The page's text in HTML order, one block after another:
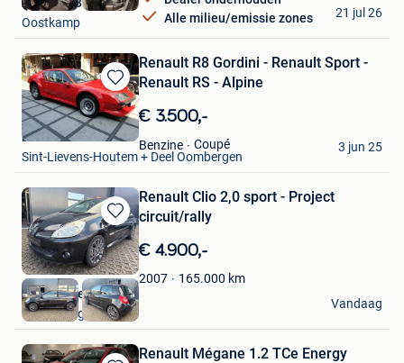
Alle milieu/emissie zones
Autofest Belgium
Oostkamp
21 jul 26
Bewaren
in
Mijn
Favorieten
Renault R8 Gordini - Renault Sport -
Renault RS - Alpine
€ 3.500,-
Benzine Coupé
bv7
Sint-Lievens-Houtem + Deel Oombergen
3 jun 25
Bewaren
in
Mijn
Favorieten
Renault Clio 2,0 sport - Project
circuit/rally
€ 4.900,-
2007 165.000 km
Autohandel Pieters
Oudenburg
Vandaag
Renault Mégane 1.2 TCe Energy